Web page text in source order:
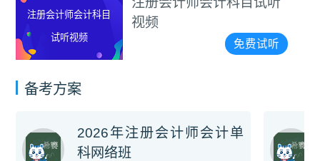
注册会计师会计科目
试听视频
视频
免费试听
备考方案
2026年注册会计师会计单
科网络班